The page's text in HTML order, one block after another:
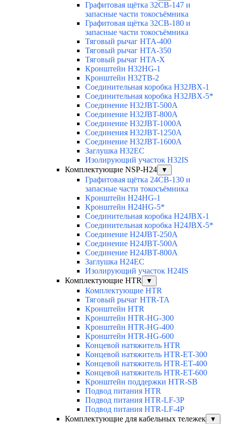
Графитовая щётка 32CB-147 и
запасные части токосъёмника
Графитовая щётка 32CB-180 и
запасные части токосъёмника
Тяговый рычаг HTA-400
Тяговый рычаг HTA-350
Тяговый рычаг HTA-X
Кронштейн H32HG-1
Кронштейн H32TB-2
Соединительная коробка H32JBX-1
Соединительная коробка H32JBX-5*
Соединение H32JBT-500A
Соединение H32JBT-800A
Соединение H32JBT-1000A
Соединения H32JBT-1250A
Соединение H32JBT-1600A
Заглушка H32EC
Изолирующий участок H32IS
Комплектующие NSP-H24
▼
Графитовая щётка 24CB-130 и
запасные части токосъёмника
Кронштейн H24HG-1
Кронштейн H24HG-5*
Соединительная коробка H24JBX-1
Соединительная коробка H24JBX-5*
Соединение H24JBT-250A
Соединение H24JBT-500A
Соединение H24JBT-800A
Заглушка H24EC
Изолирующий участок H24IS
Комплектующие HTR
▼
Комплектующие HTR
Тяговый рычаг HTR-TA
Кронштейн HTR
Кронштейн HTR-HG-300
Кронштейн HTR-HG-400
Кронштейн HTR-HG-600
Концевой натяжитель HTR
Концевой натяжитель HTR-ET-300
Концевой натяжитель HTR-ET-400
Концевой натяжитель HTR-ET-600
Кронштейн поддержки HTR-SB
Подвод питания HTR
Подвод питания HTR-LF-3P
Подвод питания HTR-LF-4P
Комплектующие для кабельных тележек
▼